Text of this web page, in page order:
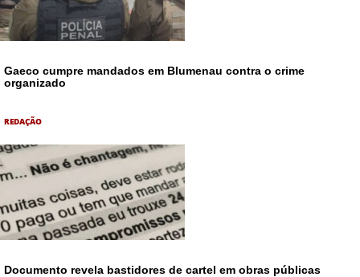
Gaeco cumpre mandados em Blumenau contra o crime
organizado
REDAÇÃO
Documento revela bastidores de cartel em obras públicas